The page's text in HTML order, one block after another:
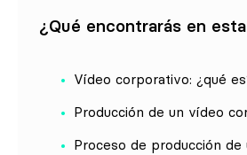
¿Qué encontrarás en
Vídeo corporativo: ¿qué
Producción de un vídeo
Proceso de producción de